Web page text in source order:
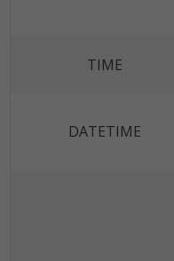
TIME
DATETIME